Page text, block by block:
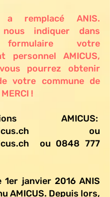
a remplacé ANIS.
nous indiquer dans
votre
personnel AMICUS,
pourrez obtenir
votre commune de
!
AMICUS:
ou
ou 0848 777
1er janvier 2016 ANIS
AMICUS. Depuis lors,